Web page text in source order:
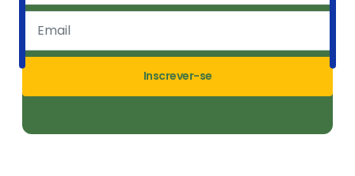
Inscrever-se